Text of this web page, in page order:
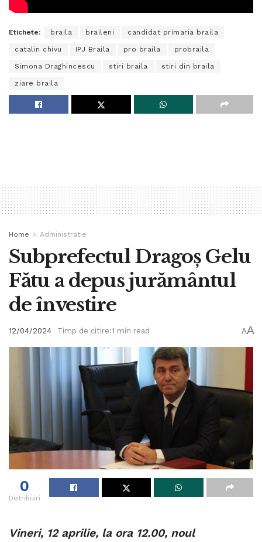
Etichete: braila braileni candidat primaria braila
catalin chivu IPJ Braila pro braila probraila
Simona Draghincescu stiri braila stiri din braila
ziare braila
Home Administratie
Subprefectul Dragoș Gelu
Fătu a depus jurământul
de învestire
12/04/2024 Timp de citire:1 min read AA
0
Distribuiri
Vineri, 12 aprilie, la ora 12.00, noul